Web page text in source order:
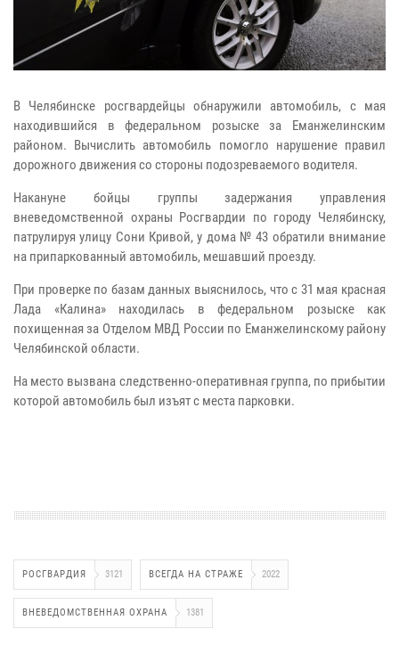
В Челябинске росгвардейцы обнаружили автомобиль, с мая
находившийся в федеральном розыске за Еманжелинским
районом. Вычислить автомобиль помогло нарушение правил
дорожного движения со стороны подозреваемого водителя.
Накануне бойцы группы задержания управления
вневедомственной охраны Росгвардии по городу Челябинску,
патрулируя улицу Сони Кривой, у дома № 43 обратили внимание
на припаркованный автомобиль, мешавший проезду.
При проверке по базам данных выяснилось, что с 31 мая красная
Лада «Калина» находилась в федеральном розыске как
похищенная за Отделом МВД России по Еманжелинскому району
Челябинской области.
На место вызвана следственно-оперативная группа, по прибытии
которой автомобиль был изъят с места парковки.
РОСГВАРДИЯ 3121 ВСЕГДА НА СТРАЖЕ 2022
ВНЕВЕДОМСТВЕННАЯ ОХРАНА 1381